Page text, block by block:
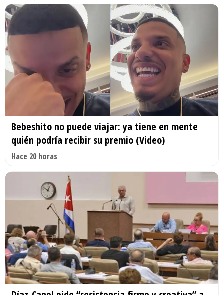
Bebeshito no puede viajar: ya tiene en mente
quién podría recibir su premio (Video)
Hace 20 horas